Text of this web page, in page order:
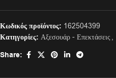
Κωδικός προϊόντος: 162504399
Κατηγορίες: Αξεσουάρ - Επεκτάσεις,
Share: